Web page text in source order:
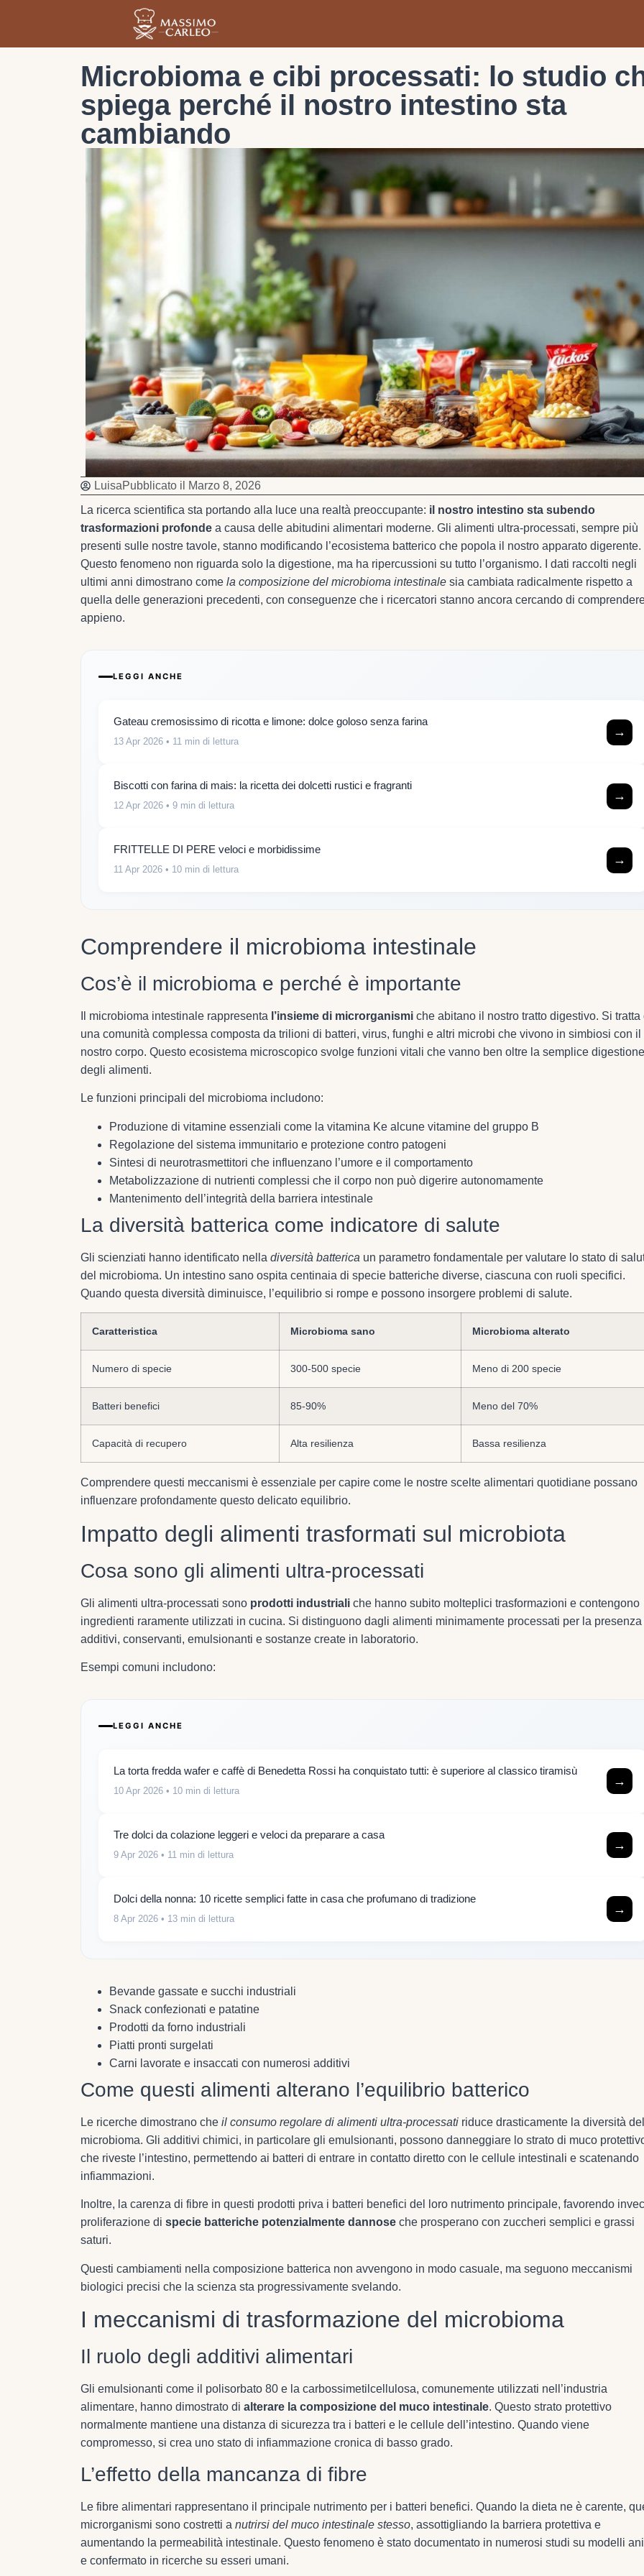
Microbioma e cibi processati: lo studio
spiega perché il nostro intestino sta
cambiando
LuisaPubblicato il
Marzo 8, 2026
La ricerca scientifica sta portando alla luce una realtà preoccupante: il nostro intestino sta subendo
trasformazioni profonde a causa delle abitudini alimentari moderne. Gli alimenti ultra-processati, sempre più
presenti sulle nostre tavole, stanno modificando l’ecosistema batterico che popola il nostro apparato digerente.
Questo fenomeno non riguarda solo la digestione, ma ha ripercussioni su tutto l’organismo. I dati raccolti negli
ultimi anni dimostrano come la composizione del microbioma intestinale sia cambiata radicalmente rispetto a
quella delle generazioni precedenti, con conseguenze che i ricercatori stanno ancora cercando di
appieno.
LEGGI ANCHE
Gateau cremosissimo di ricotta e limone: dolce goloso senza farina
13 Apr 2026 • 11 min di lettura
→
Biscotti con farina di mais: la ricetta dei dolcetti rustici e fragranti
12 Apr 2026 • 9 min di lettura
→
FRITTELLE DI PERE veloci e morbidissime
11 Apr 2026 • 10 min di lettura
→
Comprendere il microbioma intestinale
Cos’è il microbioma e perché è importante
Il microbioma intestinale rappresenta l’insieme di microrganismi che abitano il nostro tratto digestivo. Si tratta
una comunità complessa composta da trilioni di batteri, virus, funghi e altri microbi che vivono in simbiosi con il
nostro corpo. Questo ecosistema microscopico svolge funzioni vitali che vanno ben oltre la semplice digestione
degli alimenti.
Le funzioni principali del microbioma includono:
Produzione di vitamine essenziali come la vitamina Ke alcune vitamine del gruppo B
Regolazione del sistema immunitario e protezione contro patogeni
Sintesi di neurotrasmettitori che influenzano l’umore e il comportamento
Metabolizzazione di nutrienti complessi che il corpo non può digerire autonomamente
Mantenimento dell’integrità della barriera intestinale
La diversità batterica come indicatore di salute
Gli scienziati hanno identificato nella diversità batterica un parametro fondamentale per valutare lo stato di
del microbioma. Un intestino sano ospita centinaia di specie batteriche diverse, ciascuna con ruoli specifici.
Quando questa diversità diminuisce, l’equilibrio si rompe e possono insorgere problemi di salute.
Caratteristica Microbioma sano Microbioma alterato
Numero di specie 300-500 specie Meno di 200 specie
Batteri benefici 85-90% Meno del 70%
Capacità di recupero Alta resilienza Bassa resilienza
Comprendere questi meccanismi è essenziale per capire come le nostre scelte alimentari quotidiane possano
influenzare profondamente questo delicato equilibrio.
Impatto degli alimenti trasformati sul microbiota
Cosa sono gli alimenti ultra-processati
Gli alimenti ultra-processati sono prodotti industriali che hanno subito molteplici trasformazioni e contengono
ingredienti raramente utilizzati in cucina. Si distinguono dagli alimenti minimamente processati per la presenza
additivi, conservanti, emulsionanti e sostanze create in laboratorio.
Esempi comuni includono:
LEGGI ANCHE
La torta fredda wafer e caffè di Benedetta Rossi ha conquistato tutti: è superiore al classico tiramisù
10 Apr 2026 • 10 min di lettura
→
Tre dolci da colazione leggeri e veloci da preparare a casa
9 Apr 2026 • 11 min di lettura
→
Dolci della nonna: 10 ricette semplici fatte in casa che profumano di tradizione
8 Apr 2026 • 13 min di lettura
→
Bevande gassate e succhi industriali
Snack confezionati e patatine
Prodotti da forno industriali
Piatti pronti surgelati
Carni lavorate e insaccati con numerosi additivi
Come questi alimenti alterano l’equilibrio batterico
Le ricerche dimostrano che il consumo regolare di alimenti ultra-processati riduce drasticamente la diversità del
microbioma. Gli additivi chimici, in particolare gli emulsionanti, possono danneggiare lo strato di muco
che riveste l’intestino, permettendo ai batteri di entrare in contatto diretto con le cellule intestinali e scatenando
infiammazioni.
Inoltre, la carenza di fibre in questi prodotti priva i batteri benefici del loro nutrimento principale, favorendo
proliferazione di specie batteriche potenzialmente dannose che prosperano con zuccheri semplici e grassi
saturi.
Questi cambiamenti nella composizione batterica non avvengono in modo casuale, ma seguono meccanismi
biologici precisi che la scienza sta progressivamente svelando.
I meccanismi di trasformazione del microbioma
Il ruolo degli additivi alimentari
Gli emulsionanti come il polisorbato 80 e la carbossimetilcellulosa, comunemente utilizzati nell’industria
alimentare, hanno dimostrato di alterare la composizione del muco intestinale. Questo strato protettivo
normalmente mantiene una distanza di sicurezza tra i batteri e le cellule dell’intestino. Quando viene
compromesso, si crea uno stato di infiammazione cronica di basso grado.
L’effetto della mancanza di fibre
Le fibre alimentari rappresentano il principale nutrimento per i batteri benefici. Quando la dieta ne è carente,
microrganismi sono costretti a nutrirsi del muco intestinale stesso, assottigliando la barriera protettiva e
aumentando la permeabilità intestinale. Questo fenomeno è stato documentato in numerosi studi su modelli
e confermato in ricerche su esseri umani.